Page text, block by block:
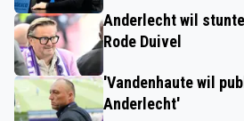
Anderlecht wil
Rode Duivel
'Vandenhaute wil
Anderlecht'